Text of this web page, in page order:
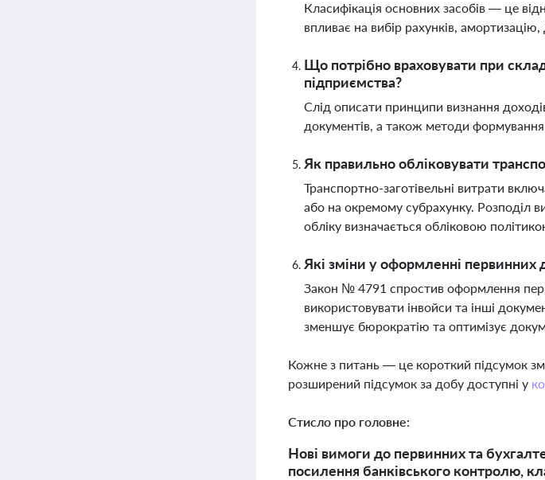
Класифікація основних засобів — це
впливає на вибір рахунків,
Що потрібно враховувати при
підприємства?
Слід описати принципи визнання
документів, а також методи формування
Як правильно обліковувати
Транспортно-заготівельні витрати
або на окремому субрахунку. Розподіл
обліку визначається обліковою
Які зміни у оформленні первинних
Закон № 4791 спростив оформлення
використовувати інвойси та інші
зменшує бюрократію та оптимізує
Кожне з питань — це короткий підсумок
розширений підсумок за добу доступні у
Стисло про головне:
Нові вимоги до первинних та
посилення банківського контролю,